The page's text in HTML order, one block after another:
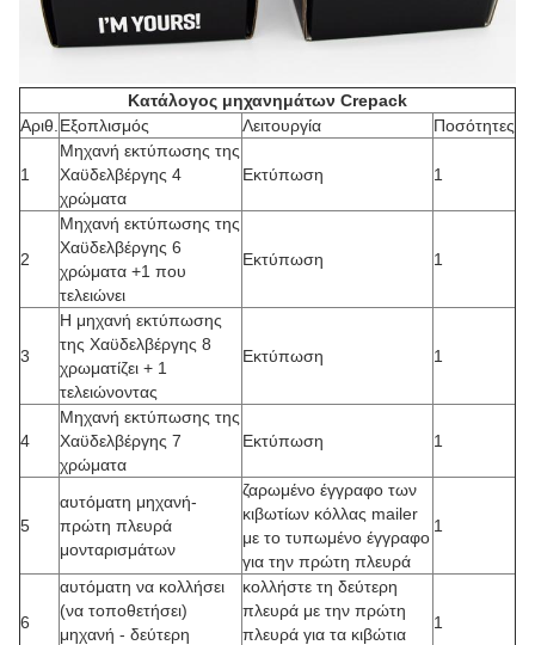
Κατάλογος μηχανημάτων Crepack
Αριθ. Εξοπλισμός Λειτουργία Ποσότητες
1
Μηχανή εκτύπωσης της
Χαϋδελβέργης 4
χρώματα
Εκτύπωση 1
2
Μηχανή εκτύπωσης της
Χαϋδελβέργης 6
χρώματα +1 που
τελειώνει
Εκτύπωση 1
3
Η μηχανή εκτύπωσης
της Χαϋδελβέργης 8
χρωματίζει + 1
τελειώνοντας
Εκτύπωση 1
4
Μηχανή εκτύπωσης της
Χαϋδελβέργης 7
χρώματα
Εκτύπωση 1
5
αυτόματη μηχανή-
πρώτη πλευρά
μονταρισμάτων
ζαρωμένο έγγραφο των
κιβωτίων κόλλας mailer
με το τυπωμένο έγγραφο
για την πρώτη πλευρά
1
6
αυτόματη να κολλήσει
(να τοποθετήσει)
μηχανή - δεύτερη
κολλήστε τη δεύτερη
πλευρά με την πρώτη
πλευρά για τα κιβώτια
1